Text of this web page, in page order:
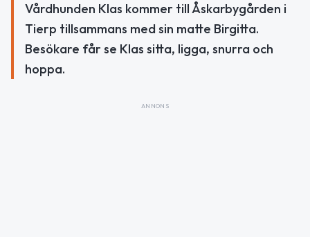
Vårdhunden Klas kommer till Åskarbygården i
Tierp tillsammans med sin matte Birgitta.
Besökare får se Klas sitta, ligga, snurra och
hoppa.
ANNONS